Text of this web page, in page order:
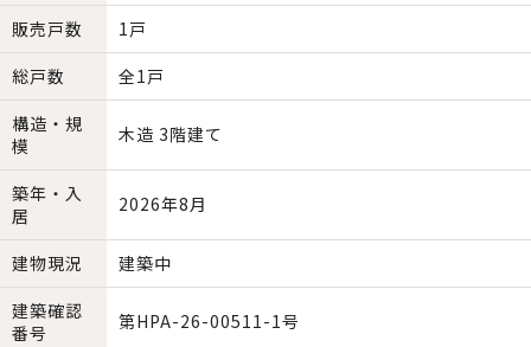
販売戸数
1戸
総戸数
全1戸
構造・規
模
木造 3階建て
築年・入
居
2026年8月
建物現況
建築中
建築確認
番号
第HPA-26-00511-1号